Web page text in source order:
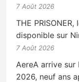
7 Août 2026
THE
disponible sur
7 Août 2026
AereA arrive
2026, neuf ans